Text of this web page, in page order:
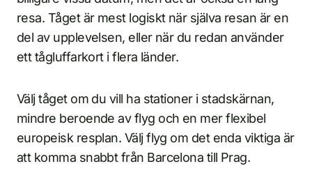
resa. Tåget är mest logiskt när själva resan är en
del av upplevelsen, eller när du redan använder
ett tågluffarkort i flera länder.
Välj tåget om du vill ha stationer i stadskärnan,
mindre beroende av flyg och en mer flexibel
europeisk resplan. Välj flyg om det enda viktiga är
att komma snabbt från Barcelona till Prag.